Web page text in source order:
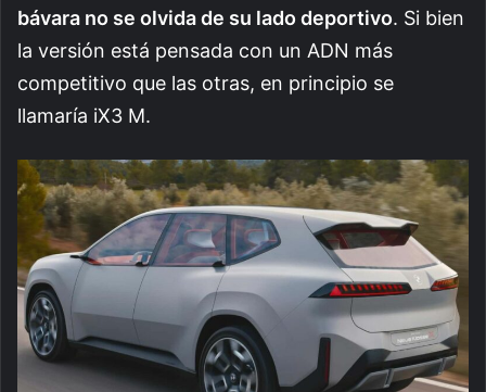
bávara no se olvida de su lado deportivo. Si bien
la versión está pensada con un ADN más
competitivo que las otras, en principio se
llamaría iX3 M.